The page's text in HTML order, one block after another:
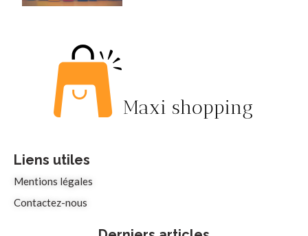
Liens utiles
Mentions légales
Contactez-nous